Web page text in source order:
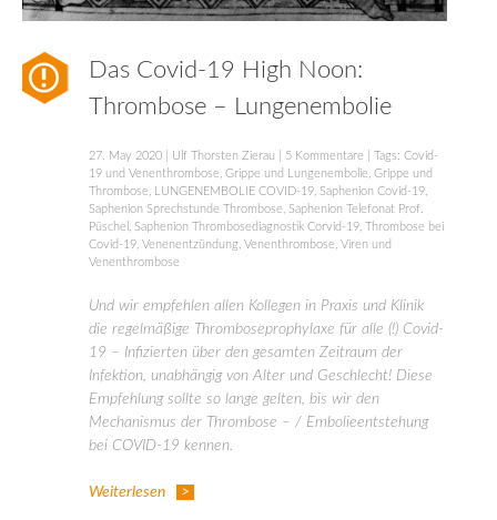
Das Covid-19 High Noon:
Thrombose – Lungenembolie
27. May 2020 Ulf Thorsten Zierau 5 Kommentare | Tags: Covid-
19 und Venenthrombose, Grippe und Lungenembolie, Grippe und
Thrombose, LUNGENEMBOLIE COVID-19, Saphenion Covid-19,
Saphenion Sprechstunde Thrombose, Saphenion Telefonat Prof.
Püschel , Saphenion Thrombosediagnostik Corvid-19,
Thrombose bei
Covid-19, Venenentzündung, Venenthrombose, Viren und
Venenthrombose
Und wir empfehlen allen Kollegen in Praxis und Klinik
die regelmäßige Thromboseprophylaxe für alle (!) Covid-
19 – Infizierten über den gesamten Zeitraum der
Infektion, unabhängig von Alter und Geschlecht! Diese
Empfehlung sollte so lange gelten, bis wir den
Mechanismus der Thrombose – / Embolieentstehung
bei COVID-19 kennen.
Weiterlesen